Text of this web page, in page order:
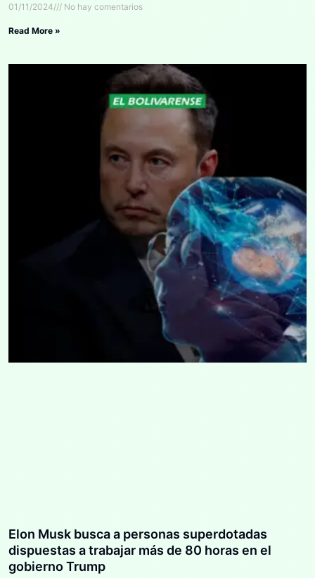
01/11/2024 No hay comentarios
Read More »
Elon Musk busca a personas superdotadas
dispuestas a trabajar más de 80 horas en el
gobierno Trump